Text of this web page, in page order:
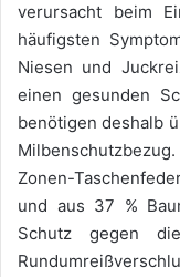
verursacht beim
häufigsten
Niesen und
einen gesunden
benötigen deshalb
Zonen-
und aus 37 %
Schutz gegen